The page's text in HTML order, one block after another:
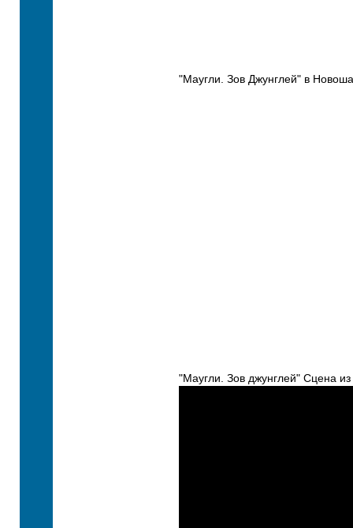
"Маугли. Зов Джунглей" в
"Маугли. Зов джунглей" Сцена